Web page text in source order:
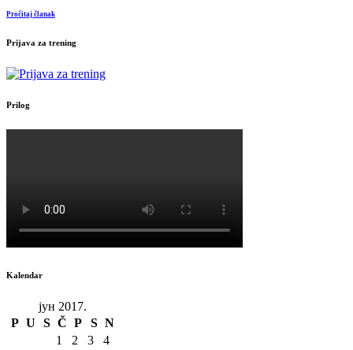
Pročitaj članak
Prijava za trening
Prilog
Kalendar
јун 2017.
P U S Č P S N
1
2 3
4